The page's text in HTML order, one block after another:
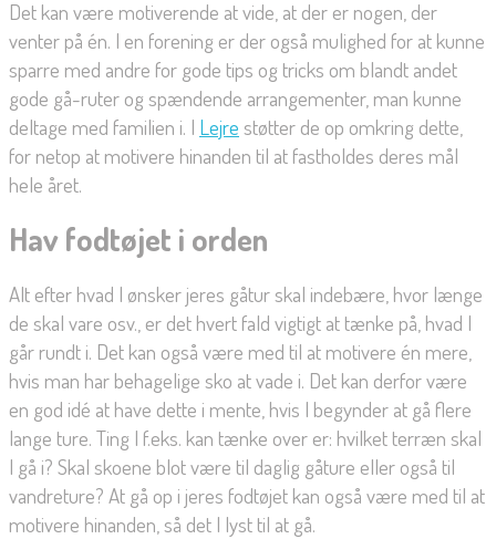
Det kan være motiverende at vide, at der er nogen, der
venter på én. I en forening er der også mulighed for at kunne
sparre med andre for gode tips og tricks om blandt andet
gode gå-ruter og spændende arrangementer, man kunne
deltage med familien i. I Lejre støtter de op omkring dette,
for netop at motivere hinanden til at fastholdes deres mål
hele året.
Hav fodtøjet i orden
Alt efter hvad I ønsker jeres gåtur skal indebære, hvor længe
de skal vare osv., er det hvert fald vigtigt at tænke på, hvad I
går rundt i. Det kan også være med til at motivere én mere,
hvis man har behagelige sko at vade i. Det kan derfor være
en god idé at have dette i mente, hvis I begynder at gå flere
lange ture. Ting I f.eks. kan tænke over er: hvilket terræn skal
I gå i? Skal skoene blot være til daglig gåture eller også til
vandreture? At gå op i jeres fodtøjet kan også være med til at
motivere hinanden, så det I lyst til at gå.